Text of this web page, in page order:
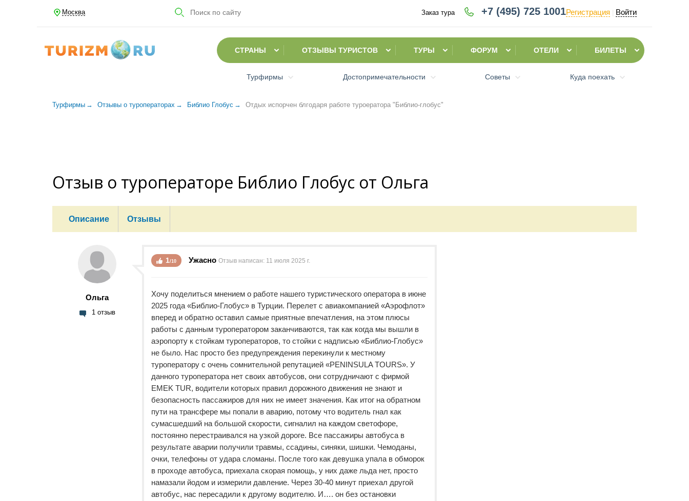
Москва Заказ тура +7 (495) 725 1001Регистрация Войти
СТРАНЫ ОТЗЫВЫ ТУРИСТОВ ТУРЫ ФОРУМ ОТЕЛИ БИЛЕТЫ
Турфирмы Достопримечательности Советы Куда поехать
Турфирмы Отзывы о туроператорах Библио Глобус Отдых испорчен блгодаря работе туроератора "Библио-глобус"
Отзыв о туроператоре Библио Глобус от Ольга
Описание Отзывы
Ольга
1 отзыв
1/10 Ужасно Отзыв написан: 11 июля 2025 г.
Хочу поделиться мнением о работе нашего туристического оператора в июне
2025 года «Библио-Глобус» в Турции. Перелет с авиакомпанией «Аэрофлот»
вперед и обратно оставил самые приятные впечатления, на этом плюсы
работы с данным туроператором заканчиваются, так как когда мы вышли в
аэропорту к стойкам туроператоров, то стойки с надписью «Библио-Глобус»
не было. Нас просто без предупреждения перекинули к местному
туроператору с очень сомнительной репутацией «PENINSULA TOURS». У
данного туроператора нет своих автобусов, они сотрудничают с фирмой
EMEK TUR, водители которых правил дорожного движения не знают и
безопасность пассажиров для них не имеет значения. Как итог на обратном
пути на трансфере мы попали в аварию, потому что водитель гнал как
сумасшедший на большой скорости, сигналил на каждом светофоре,
постоянно перестраивался на узкой дороге. Все пассажиры автобуса в
результате аварии получили травмы, ссадины, синяки, шишки. Чемоданы,
очки, телефоны от удара сломаны. После того как девушка упала в обморок
в проходе автобуса, приехала скорая помощь, у них даже льда нет, просто
намазали йодом и измерили давление. Через 30-40 минут приехал другой
автобус, нас пересадили к другому водителю. И…. он без остановки